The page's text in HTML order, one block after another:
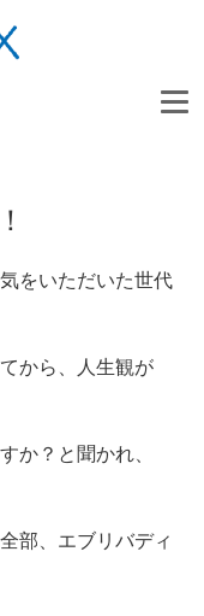
をいただいた世代
から、人生観が
か？と聞かれ、
部、エブリバディ